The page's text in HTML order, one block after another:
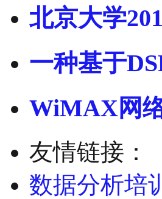
北京大学
一种基于
WiMAX网
友情链接：
数据分析培